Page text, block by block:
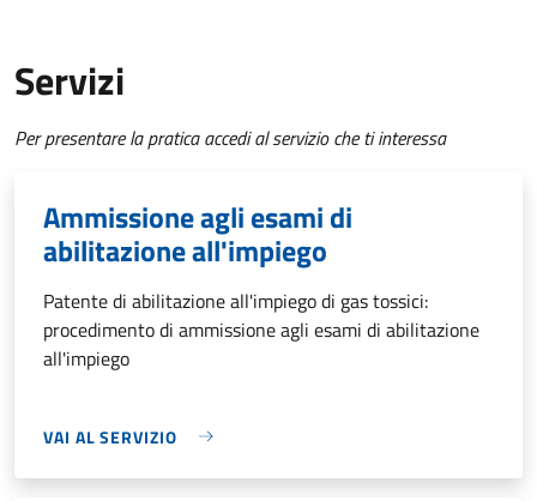
Servizi
Per presentare la pratica accedi al servizio che ti interessa
Ammissione agli esami di
abilitazione all'impiego
Patente di abilitazione all'impiego di gas tossici:
procedimento di ammissione agli esami di abilitazione
all'impiego
VAI AL SERVIZIO